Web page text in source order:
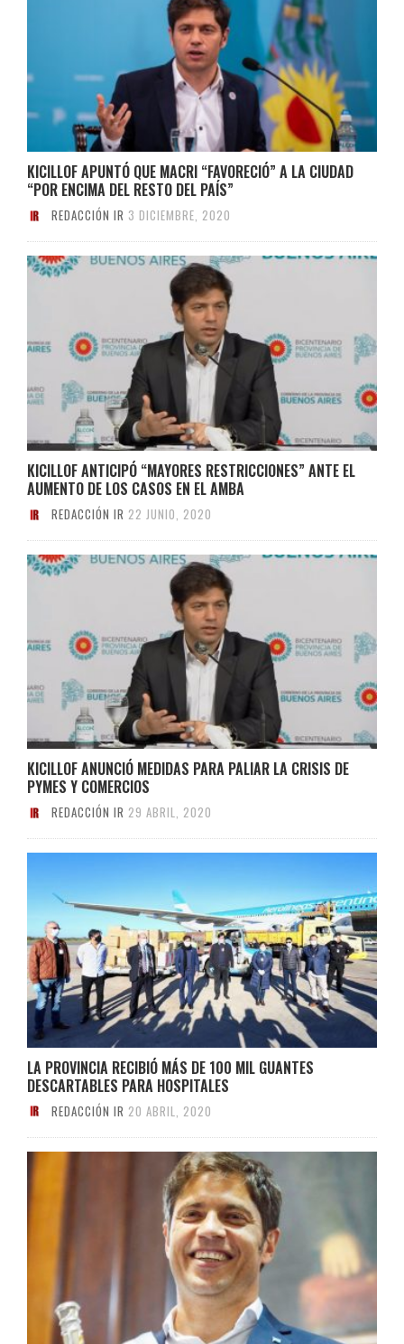
KICILLOF APUNTÓ QUE MACRI “FAVORECIÓ” A LA CIUDAD
“POR ENCIMA DEL RESTO DEL PAÍS”
REDACCIÓN IR 3 DICIEMBRE, 2020
KICILLOF ANTICIPÓ “MAYORES RESTRICCIONES” ANTE EL
AUMENTO DE LOS CASOS EN EL AMBA
REDACCIÓN IR 22 JUNIO, 2020
KICILLOF ANUNCIÓ MEDIDAS PARA PALIAR LA CRISIS DE
PYMES Y COMERCIOS
REDACCIÓN IR 29 ABRIL, 2020
LA PROVINCIA RECIBIÓ MÁS DE 100 MIL GUANTES
DESCARTABLES PARA HOSPITALES
REDACCIÓN IR 20 ABRIL, 2020